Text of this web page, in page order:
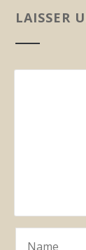
LAISSER